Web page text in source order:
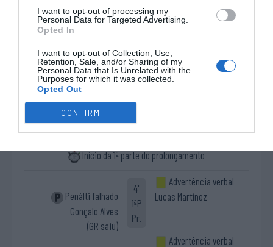
I want to opt-out of processing my
Personal Data for Targeted Advertising.
Opted In
I want to opt-out of Collection, Use,
Retention, Sale, and/or Sharing of my
Personal Data that Is Unrelated with the
Purposes for which it was collected.
Opted Out
CONFIRM
Timeout FC Porto
21'
2-2 Carlo di
Benedetto
23'
Timeout UD
Fim da 2ª parte.
Início da 1ª parte do prolongamento
Penálti falhado
Gonçalo Alves
(GR saiu)
4'
1ªP
Pr.
Advertência verbal
Lucas Martínez
Advertência verbal